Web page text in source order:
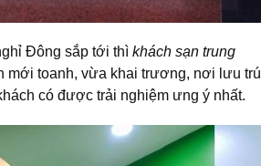
Đông sắp tới thì khách sạn trung
mới toanh, vừa khai trương, nơi lưu trú
có được trải nghiệm ưng ý nhất.